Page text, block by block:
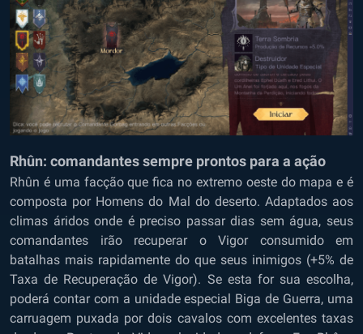
Rhûn: comandantes sempre prontos para a ação
Rhûn é uma facção que fica no extremo oeste do mapa e é
composta por Homens do Mal do deserto. Adaptados aos
climas áridos onde é preciso passar dias sem água, seus
comandantes irão recuperar o Vigor consumido em
batalhas mais rapidamente do que seus inimigos (+5% de
Taxa de Recuperação de Vigor). Se esta for sua escolha,
poderá contar com a unidade especial Biga de Guerra, uma
carruagem puxada por dois cavalos com excelentes taxas